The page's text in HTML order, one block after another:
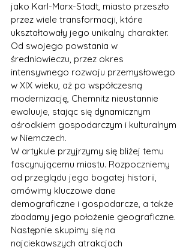
jako Karl-Marx-Stadt, miasto przeszło
przez wiele transformacji, które
ukształtowały jego unikalny charakter.
Od swojego powstania w
średniowieczu, przez okres
intensywnego rozwoju przemysłowego
w XIX wieku, aż po współczesną
modernizację, Chemnitz nieustannie
ewoluuje, stając się dynamicznym
ośrodkiem gospodarczym i kulturalnym
w Niemczech.
W artykule przyjrzymy się bliżej temu
fascynującemu miastu. Rozpoczniemy
od przeglądu jego bogatej historii,
omówimy kluczowe dane
demograficzne i gospodarcze, a także
zbadamy jego położenie geograficzne.
Następnie skupimy się na
najciekawszych atrakcjach